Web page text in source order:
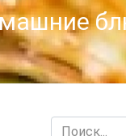
Search